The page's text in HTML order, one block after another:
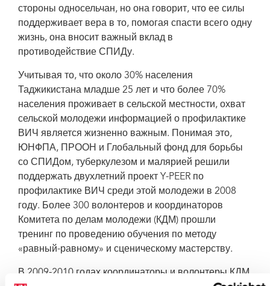
стороны односельчан, но она говорит, что ее силы
поддерживает вера в то, помогая спасти всего одну
жизнь, она вносит важный вклад в
противодействие СПИДу.
Учитывая то, что около 30% населения
Таджикистана младше 25 лет и что более 70%
населения проживает в сельской местности, охват
сельской молодежи информацией о профилактике
ВИЧ является жизненно важным. Понимая это,
ЮНФПА, ПРООН и Глобальный фонд для борьбы
со СПИДом, туберкулезом и малярией решили
поддержать двухлетний проект Y-PEER по
профилактике ВИЧ среди этой молодежи в 2008
году. Более 300 волонтеров и координаторов
Комитета по делам молодежи (КДМ) прошли
тренинг по проведению обучения по методу
«равный-равному» и сценическому мастерству.
В 2009-2010 годах координаторы и волонтеры КДМ